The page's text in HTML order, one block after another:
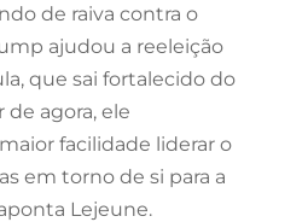
de raiva contra o
ajudou a reeleição
que sai fortalecido do
de agora, ele
facilidade liderar o
em torno de si para a
Lejeune.